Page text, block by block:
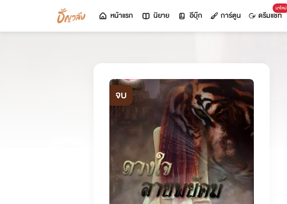
หน้าแรก นิยาย อีบุ๊ก การ์ตูน
มาใหม่
ดรีมแชท
จบ